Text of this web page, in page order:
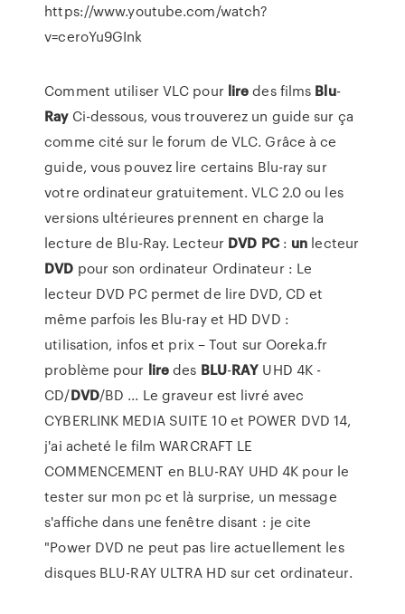
https://www.youtube.com/watch?
v=ceroYu9GInk
Comment utiliser VLC pour liredes films Blu-
RayCi-dessous, vous trouverez un guide sur ça
comme cité sur le forum de VLC. Grâce à ce
guide, vous pouvez lire certains Blu-ray sur
votre ordinateur gratuitement. VLC 2.0 ou les
versions ultérieures prennent en charge la
lecture de Blu-Ray. Lecteur DVD PC: un lecteur
DVD pour son ordinateur Ordinateur : Le
lecteur DVD PC permet de lire DVD, CD et
même parfois les Blu-ray et HD DVD :
utilisation, infos et prix – Tout sur Ooreka.fr
problème pour liredes BLU-RAY UHD 4K -
CD/DVD/BD ... Le graveur est livré avec
CYBERLINK MEDIA SUITE 10 et POWER DVD 14,
j'ai acheté le film WARCRAFT LE
COMMENCEMENT en BLU-RAY UHD 4K pour le
tester sur mon pc et là surprise, un message
s'affiche dans une fenêtre disant : je cite
"Power DVD ne peut pas lire actuellement les
disques BLU-RAY ULTRA HD sur cet ordinateur.